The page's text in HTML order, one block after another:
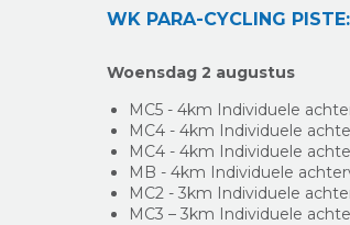
WK PARA-CYCLING
Woensdag 2 augustus
MC5 - 4km Individuele
MC4 - 4km Individuele
MC4 - 4km Individuele
MB - 4km Individuele
MC2 - 3km Individuele
MC3 – 3km Individuele